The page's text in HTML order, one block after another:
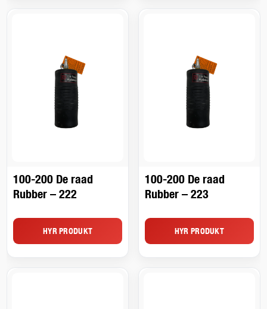
100-200 De raad
Rubber – 222
HYR PRODUKT
100-200 De raad
Rubber – 223
HYR PRODUKT